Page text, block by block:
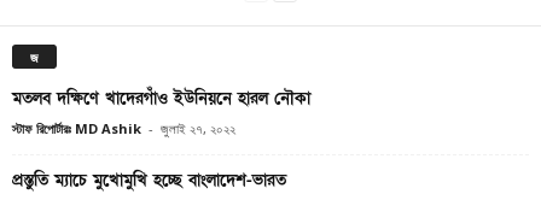
জ
মতলব দক্ষিণে খাদেরগাঁও ইউনিয়নে হারল নৌকা
স্টাফ রিপোর্টারঃ MD Ashik - জুলাই ২৭, ২০২২
প্রস্তুতি ম্যাচে মুখোমুখি হচ্ছে বাংলাদেশ-ভারত